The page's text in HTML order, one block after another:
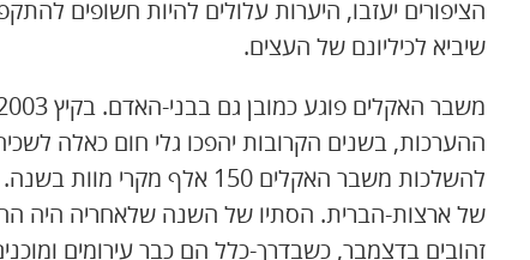
הציפורים יעזבו, היערות עלולים להיות חשופים
שיביא לכיליונם של העצים.
ההערכות, בשנים הקרובות יהפכו גלי חום כאלה
של ארצות-הברית. הסתיו של השנה שלאחריה היה
זהובים בדצמבר, כשבדרך-כלל הם כבר עירומים